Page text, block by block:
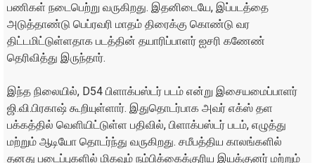
பணிகள் நடைபெற்று வருகிறது. இதனிடையே, இப்படத்தை
அடுத்தாண்டு பெப்ரவரி மாதம் திரைக்கு கொண்டு வர
திட்டமிட்டுள்ளதாக படத்தின் தயாரிப்பாளர் ஐசரி கணேண்
தெரிவித்து இருந்தார்.
இந்த நிலையில், D54 பிளாக்பஸ்டர் படம் என்று இசையமைப்பாளர்
ஜி.வி.பிரகாஷ் கூறியுள்ளார். இதுதொடர்பாக அவர் எக்ஸ் தள
பக்கத்தில் வெளியிட்டுள்ள பதிவில், பிளாக்பஸ்டர் படம், எழுத்து
மற்றும் ஆடியோ தொடர்ந்து வருகிறது. சமீபத்திய காலங்களில்
தனது படைப்புகளில் மிகவும் நம்பிக்கைக்குரிய இயக்குனர் மற்றும்